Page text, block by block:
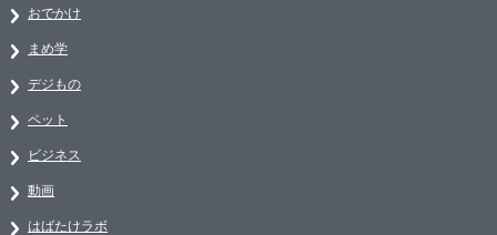
おでかけ
まめ学
デジもの
ペット
ビジネス
動画
はばたけラボ